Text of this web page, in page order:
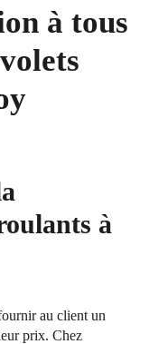
à tous
à
au client un
prix. Chez